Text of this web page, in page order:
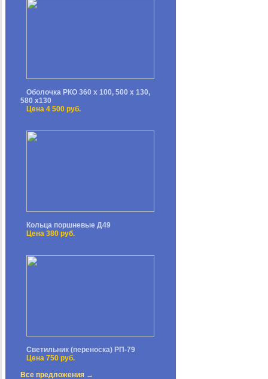
Оболочка РКО 360 х 100, 500 х 130,
580 х130
Цена 4 500 руб.
Кольца поршневые Д49
Цена 380 руб.
Светильник (переноска) РП-79
Цена 750 руб.
Все предложения →